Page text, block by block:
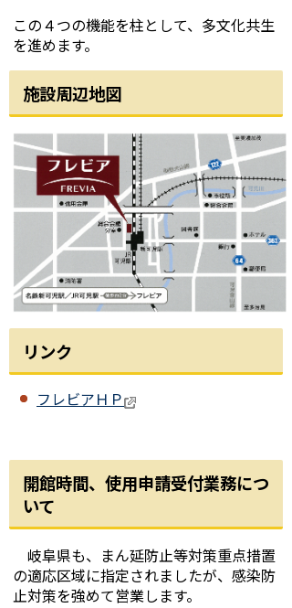
この４つの機能を柱として、多文化共生
を進めます。
施設周辺地図
リンク
フレビアＨＰ
開館時間、使用申請受付業務につ
いて
岐阜県も、まん延防止等対策重点措置
の適応区域に指定されましたが、感染防
止対策を強めて営業します。